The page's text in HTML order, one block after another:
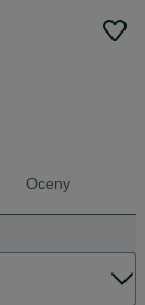
Oceny